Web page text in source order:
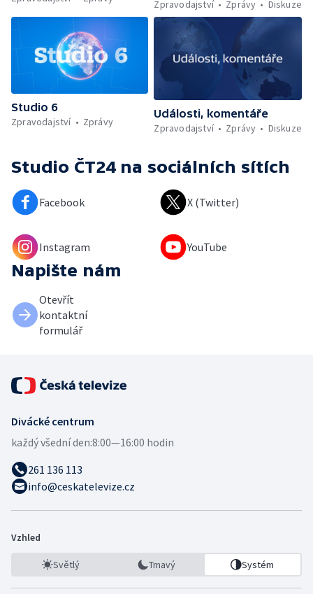
Zpravodajství
Zprávy Diskuze
Studio 6
Zpravodajství
Zprávy
Události, komentáře
Zpravodajství
Zprávy Diskuze
Studio ČT24 na sociálních sítích
Facebook X (Twitter)
Instagram YouTube
Napište nám
Otevřít
kontaktní
formulář
Divácké centrum
každý všední den:8:00—16:00 hodin
261 136 113
info@ceskatelevize.cz
Vzhled
Světlý Tmavý Systém